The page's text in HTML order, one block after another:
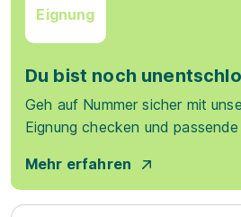
Eignung
Du bist noch
Geh auf Nummer sicher mit
Eignung checken und
Mehr erfahren